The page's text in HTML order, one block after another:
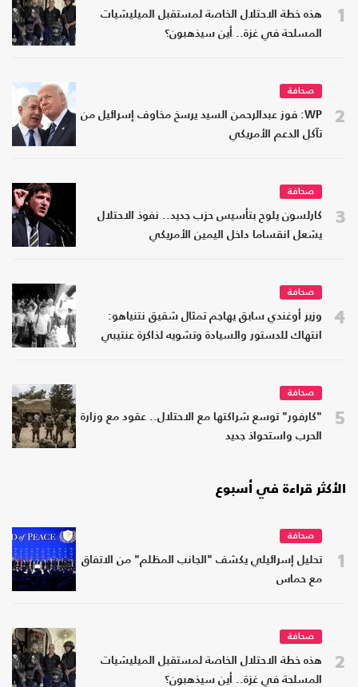
1
هذه خطة الاحتلال الخاصة لمستقبل الميليشيات
المسلحة في غزة.. أين سيذهبون؟
2
صحافة
WP: فوز عبدالرحمن السيد يرسخ مخاوف إسرائيل من
تآكل الدعم الأمريكي
3
صحافة
كارلسون يلوح بتأسيس حزب جديد.. نفوذ الاحتلال
يشعل انقساما داخل اليمين الأمريكي
4
صحافة
وزير أوغندي سابق يهاجم تمثال شقيق نتنياهو:
انتهاك للدستور والسيادة وتشويه لذاكرة عنتيبي
5
صحافة
"كارفور" توسع شراكتها مع الاحتلال.. عقود مع وزارة
الحرب واستحواذ جديد
الأكثر قراءة في أسبوع
1
صحافة
تحليل إسرائيلي يكشف "الجانب المظلم" من الاتفاق
مع حماس
2
صحافة
هذه خطة الاحتلال الخاصة لمستقبل الميليشيات
المسلحة في غزة.. أين سيذهبون؟